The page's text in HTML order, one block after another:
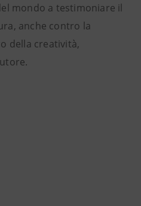
mondo a testimoniare il
anche contro la
della creatività,